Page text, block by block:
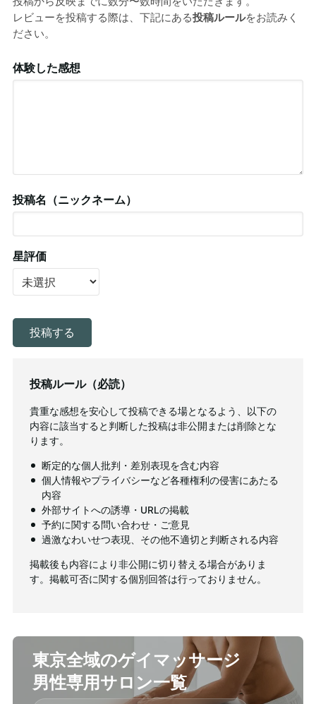
東京全域のゲイマッサージ
男性専用サロン一覧
レビューを投稿する際は、下記にある投稿ルールをお読みく
ださい。
体験した感想
投稿名（ニックネーム）
星評価
投稿ルール（必読）
貴重な感想を安心して投稿できる場となるよう、以下の
内容に該当すると判断した投稿は非公開または削除とな
ります。
断定的な個人批判・差別表現を含む内容
個人情報やプライバシーなど各種権利の侵害にあたる
内容
外部サイトへの誘導・URLの掲載
予約に関する問い合わせ・ご意見
過激なわいせつ表現、その他不適切と判断される内容
掲載後も内容により非公開に切り替える場合がありま
す。掲載可否に関する個別回答は行っておりません。